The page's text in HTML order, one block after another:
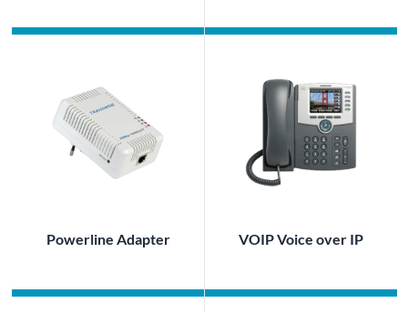
Powerline Adapter VOIP Voice over IP